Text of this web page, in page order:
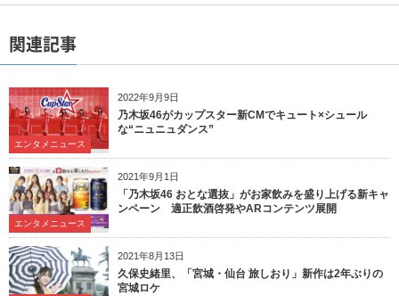
関連記事
2022年9月9日
エンタメニュース
乃木坂46がカップスター新CMでキュート×シュール
な“ニュニュダンス”
2021年9月1日
エンタメニュース
「乃木坂46 おとな選抜」がお家飲みを盛り上げる新キャ
ンペーン 適正飲酒啓発やARコンテンツ展開
2021年8月13日
久保史緒里、「宮城・仙台 旅しおり」新作は2年ぶりの
宮城ロケ